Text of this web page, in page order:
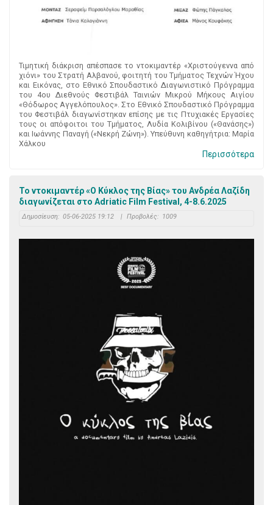
Τιμητική διάκριση απέσπασε το ντοκιμαντέρ «Χριστούγεννα από
χιόνι» του Στρατή Αλβανού, φοιτητή του Τμήματος Τεχνών Ήχου
και Εικόνας, στο Εθνικό Σπουδαστικό Διαγωνιστικό Πρόγραμμα
του 4ου Διεθνούς Φεστιβάλ Ταινιών Μικρού Μήκους Αιγίου
«Θόδωρος Αγγελόπουλος». Στο Εθνικό Σπουδαστικό Πρόγραμμα
του Φεστιβάλ διαγωνίστηκαν επίσης με τις Πτυχιακές Εργασίες
τους οι απόφοιτοι του Τμήματος, Λυδία Κολιβίνου («Θανάσης»)
και Ιωάννης Παναγή («Νεκρή Ζώνη»). Υπεύθυνη καθηγήτρια: Μαρία
Χάλκου
Περισσότερα
Το ντοκιμαντέρ «Ο Κύκλος της Βίας» του Ανδρέα Λαζίδη
διαγωνίζεται στο Adriatic Film Festival, 4-8.6.2025
Δημοσίευση: 05-06-2025 19:12 | Προβολές: 1009